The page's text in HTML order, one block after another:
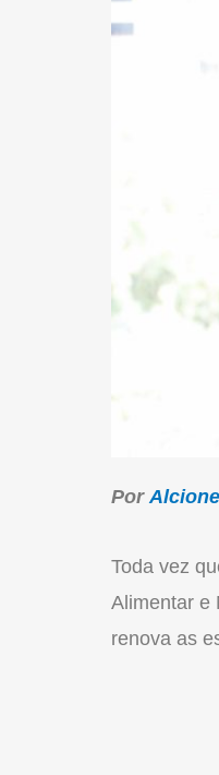
Por
Toda vez
Alimentar e
renova as